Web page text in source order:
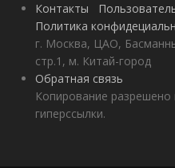
Контакты
Политика
г. Москва, ЦАО,
стр.1, м. Китай-город
Обратная связь
Копирование разрешено
гиперссылки.